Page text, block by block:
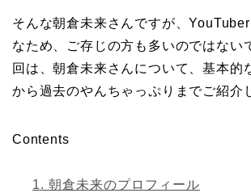
そんな朝倉未来さんですが、
なため、ご存じの方も多いのではない
回は、朝倉未来さんについて、基本的
から過去のやんちゃっぷりまでご紹介
Contents
1. 朝倉未来のプロフィール